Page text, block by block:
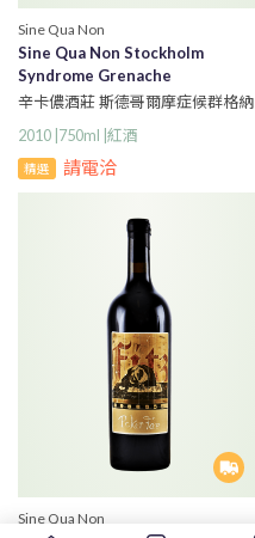
Sine Qua Non
Sine Qua Non Stockholm
Syndrome Grenache
辛卡儂酒莊 斯德哥爾摩症候群格納
希紅酒
2010 |750ml |紅酒
精選 請電洽
Sine Qua Non